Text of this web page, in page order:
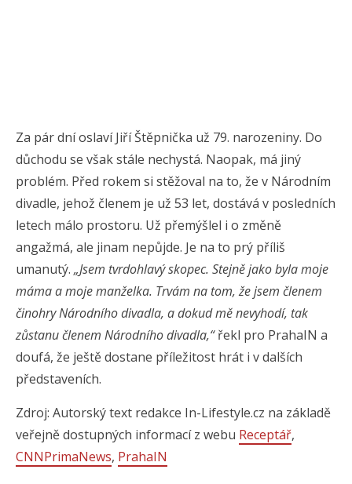
Za pár dní oslaví Jiří Štěpnička už 79. narozeniny. Do
důchodu se však stále nechystá. Naopak, má jiný
problém. Před rokem si stěžoval na to, že v Národním
divadle, jehož členem je už 53 let, dostává v posledních
letech málo prostoru. Už přemýšlel i o změně
angažmá, ale jinam nepůjde. Je na to prý příliš
umanutý. „Jsem tvrdohlavý skopec. Stejně jako byla moje
máma a moje manželka. Trvám na tom, že jsem členem
činohry Národního divadla, a dokud mě nevyhodí, tak
zůstanu členem Národního divadla,“řekl pro PrahaIN a
doufá, že ještě dostane příležitost hrát i v dalších
představeních.
Zdroj: Autorský text redakce In-Lifestyle.cz na základě
veřejně dostupných informací z webu Receptář,
CNNPrimaNews, PrahaIN